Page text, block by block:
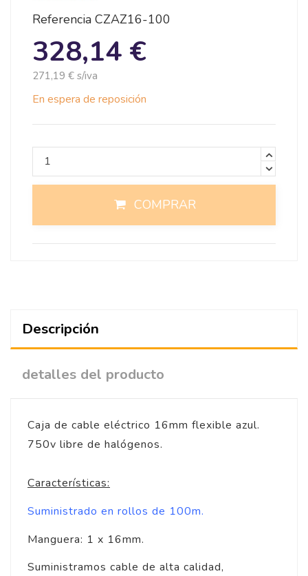
Referencia CZAZ16-100
328,14 €
271,19 € s/iva
En espera de reposición
COMPRAR
Descripción
detalles del producto
Caja de cable eléctrico 16mm flexible azul.
750v libre de halógenos.
Características:
Suministrado en rollos de 100m.
Manguera: 1 x 16mm.
Suministramos cable de alta calidad,